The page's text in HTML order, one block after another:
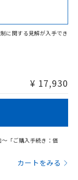
に関する見解が入手でき
¥ 17,930
「ご購入手続き：価
カートをみる